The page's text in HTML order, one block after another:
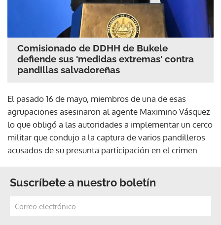
Comisionado de DDHH de Bukele
defiende sus 'medidas extremas' contra
pandillas salvadoreñas
El pasado 16 de mayo, miembros de una de esas
agrupaciones asesinaron al agente Maximino Vásquez
lo que obligó a las autoridades a implementar un cerco
militar que condujo a la captura de varios pandilleros
acusados de su presunta participación en el crimen.
Suscríbete a nuestro boletín